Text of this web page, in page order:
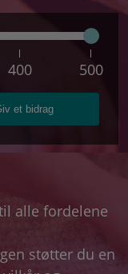
400 500
et bidrag
alle fordelene
støtter du en